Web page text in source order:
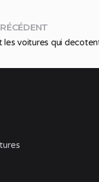
les voitures qui